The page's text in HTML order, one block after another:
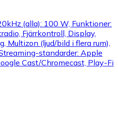
(alla): 100 W, Funktioner:
Fjärrkontroll, Display,
Multizon (ljud/bild i flera rum),
standarder: Apple
Cast/Chromecast, Play-Fi